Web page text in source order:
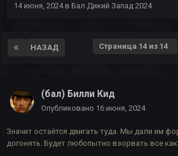
14 июня, 2024в Бал Дикий Запад 2024
НАЗАД Страница 14 из 14
(бал) Билли Кид
Опубликовано 16 июня, 2024
Значит остаётся двигать туда. Мы дали им
догонять. Будет любопытно взорвать все